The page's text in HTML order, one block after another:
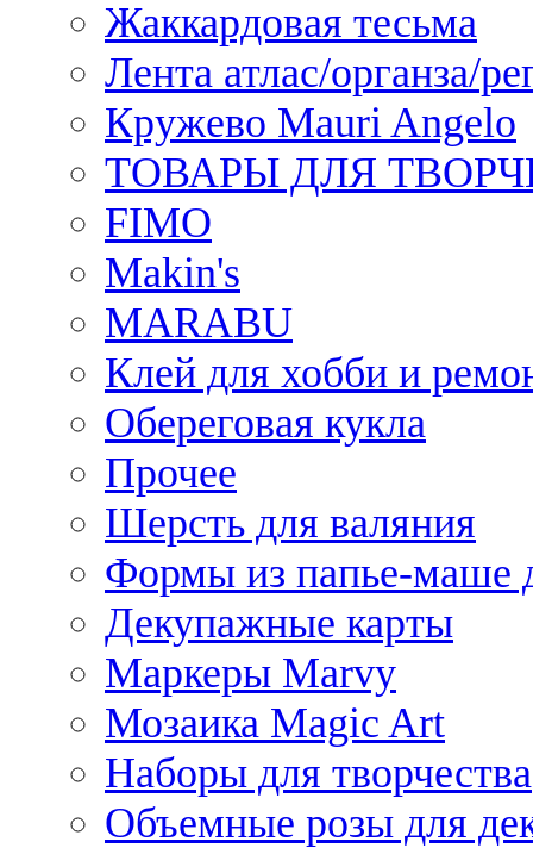
Жаккардовая тесьма
Лента атлас/органза/
Кружево Mauri Angelo
ТОВАРЫ ДЛЯ
FIMO
Makin's
MARABU
Клей для хобби и
Обереговая кукла
Прочее
Шерсть для валяния
Формы из папье-маше
Декупажные карты
Маркеры Marvy
Мозаика Magic Art
Наборы для творчества
Объемные розы для